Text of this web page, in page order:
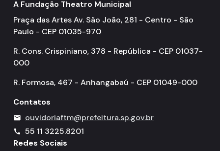
A Fundação Theatro Municipal
Praça das Artes Av. São João, 281 - Centro - São
Paulo - CEP 01035-970
R. Cons. Crispiniano, 378 - República - CEP 01037-
000
R. Formosa, 467 - Anhangabaú - CEP 01049-000
Contatos
mail ouvidoriaftm@prefeitura.sp.gov.br
call
55 11 3225.8201
Redes Sociais